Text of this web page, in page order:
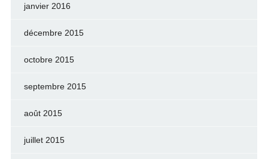
janvier 2016
décembre 2015
octobre 2015
septembre 2015
août 2015
juillet 2015